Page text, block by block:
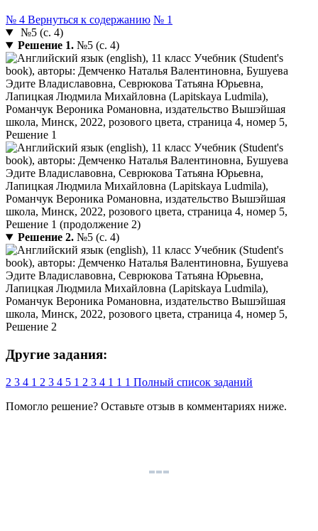
№ 4 Вернуться к содержанию № 1
№5 (с. 4)
Решение 1.№5 (с. 4)
Решение 2.№5 (с. 4)
Другие задания:
2 3 4 1 2 3 4 5 1 2 3 4 1 1 1 Полный список заданий
Помогло решение? Оставьте отзыв в комментариях ниже.